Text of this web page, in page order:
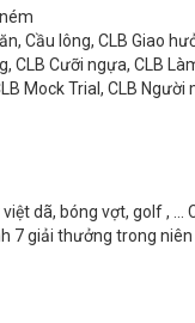
Cầu lông, CLB Giao
Cưỡi ngựa, CLB
Mock Trial, CLB Người
dã, bóng vợt, golf ,
7 giải thưởng trong